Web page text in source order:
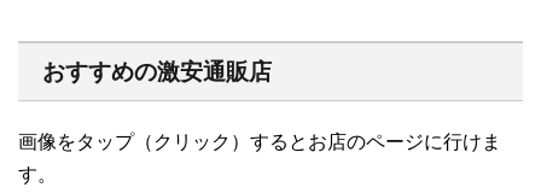
おすすめの激安通販店
画像をタップ（クリック）するとお店のページに行けま
す。